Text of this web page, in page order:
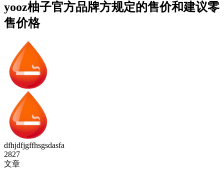
yooz柚子官方品牌方规定的售价和建议零
售价格
dfhjdfjgffhsgsdasfa
2827
文章